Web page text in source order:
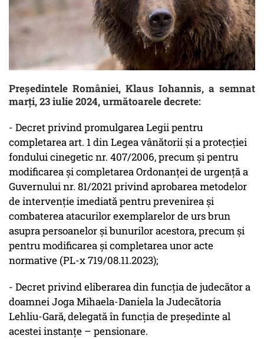
Președintele României, Klaus Iohannis, a semnat
marți, 23 iulie 2024, următoarele decrete:
- Decret privind promulgarea Legii pentru
completarea art. 1 din Legea vânătorii și a protecției
fondului cinegetic nr. 407/2006, precum și pentru
modificarea și completarea Ordonanței de urgență a
Guvernului nr. 81/2021 privind aprobarea metodelor
de intervenție imediată pentru prevenirea și
combaterea atacurilor exemplarelor de urs brun
asupra persoanelor și bunurilor acestora, precum și
pentru modificarea și completarea unor acte
normative (PL-x 719/08.11.2023);
- Decret privind eliberarea din funcția de judecător a
doamnei Joga Mihaela-Daniela la Judecătoria
Lehliu-Gară, delegată în funcția de președinte al
acestei instanțe – pensionare.